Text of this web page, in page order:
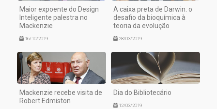
Maior expoente do Design
Inteligente palestra no
Mackenzie
16/10/2019
A caixa preta de Darwin: o
desafio da bioquímica à
teoria da evolução
28/03/2019
Mackenzie recebe visita de
Robert Edmiston
Dia do Bibliotecário
12/03/2019